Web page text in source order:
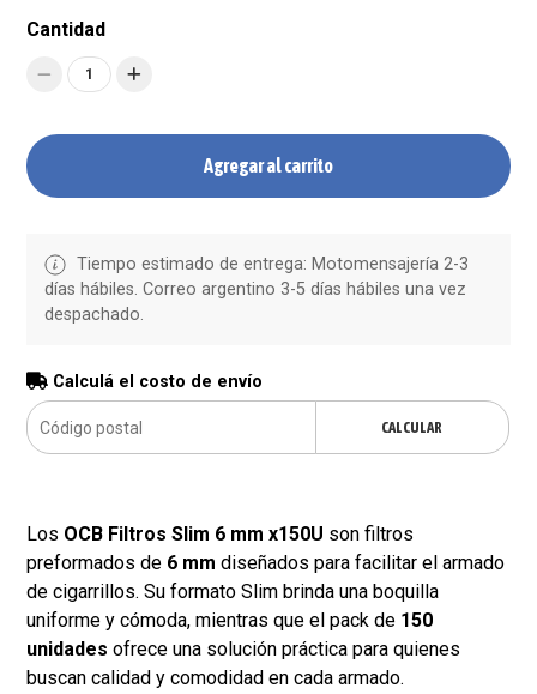
Cantidad
1
Agregar al carrito
Tiempo estimado de entrega: Motomensajería 2-3
días hábiles. Correo argentino 3-5 días hábiles una vez
despachado.
Calculá el costo de envío
CALCULAR
Los OCB Filtros Slim 6 mm x150U son filtros
preformados de 6 mm diseñados para facilitar el armado
de cigarrillos. Su formato Slim brinda una boquilla
uniforme y cómoda, mientras que el pack de 150
unidades ofrece una solución práctica para quienes
buscan calidad y comodidad en cada armado.